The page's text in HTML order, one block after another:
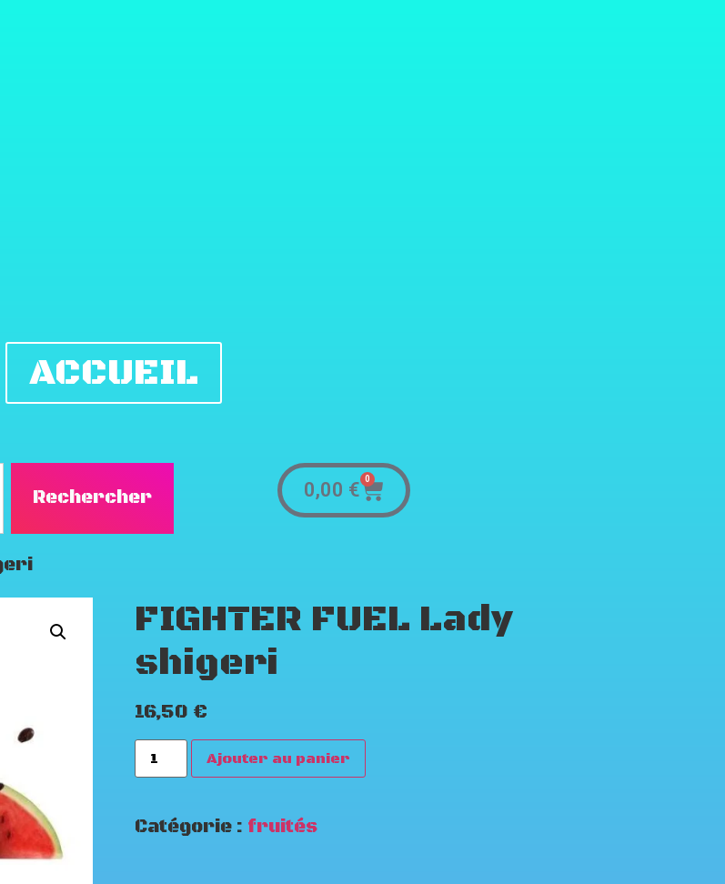
ACCUEIL
Rechercher 0,00 € 0
FIGHTER FUEL Lady
shigeri
16,50 €
Ajouter au panier
Catégorie : fruités